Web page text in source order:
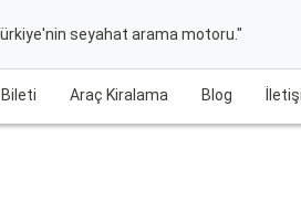
seyahat arama motoru."
Araç Kiralama Blog